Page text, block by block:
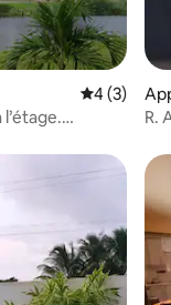
Évaluation
4 (3)
R.